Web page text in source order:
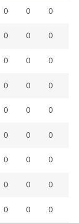
0 0 0
0 0 0
0 0 0
0 0 0
0 0 0
0 0 0
0 0 0
0 0 0
0 0 0